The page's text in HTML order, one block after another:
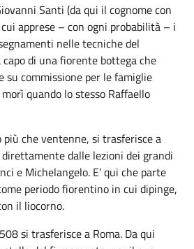
Santi (da qui il cognome con
apprese – con ogni probabilità – i
nelle tecniche del
capo di una fiorente bottega che
commissione per le famiglie
quando lo stesso Raffaello
che ventenne, si trasferisce a
dalle lezioni dei grandi
e Michelangelo. E’ qui che parte
periodo fiorentino in cui dipinge,
il liocorno.
si trasferisce a Roma. Da qui